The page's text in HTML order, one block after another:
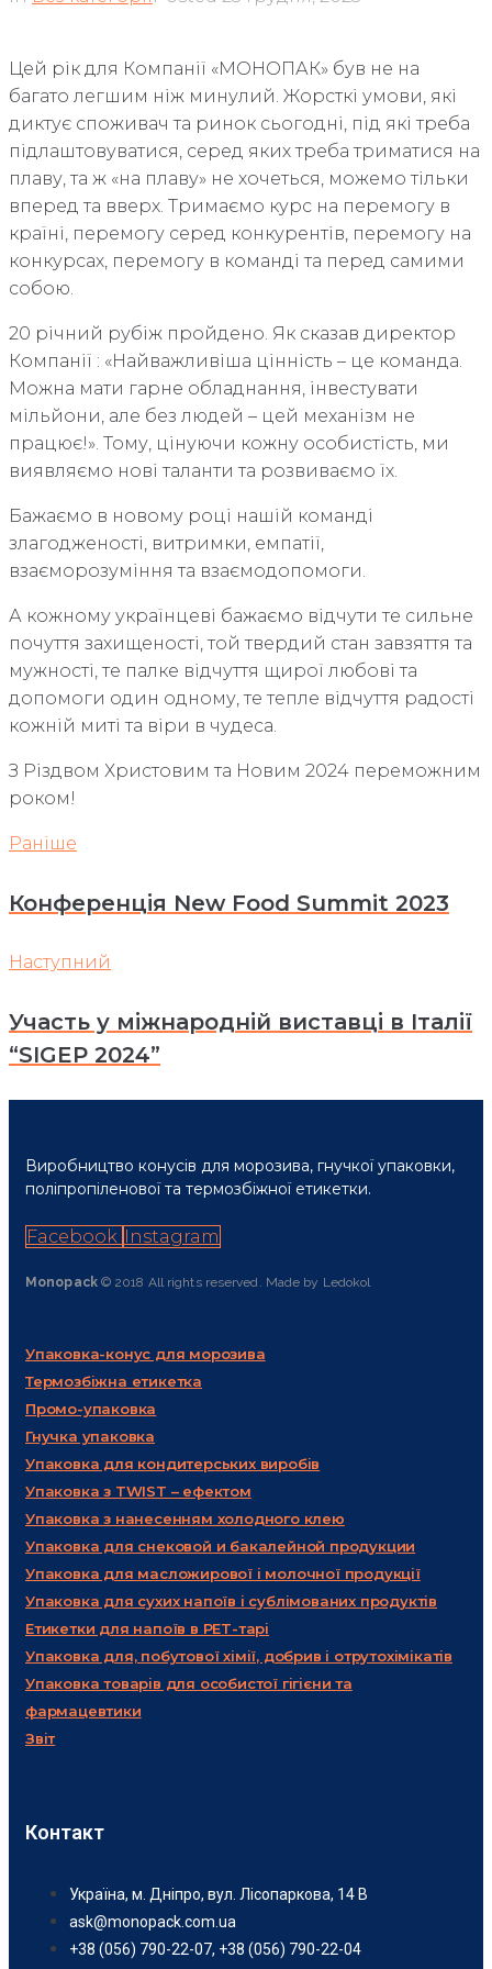
Цей рік для Компанії «МОНОПАК» був не на
багато легшим ніж минулий. Жорсткі умови, які
диктує споживач та ринок сьогодні, під які треба
підлаштовуватися, серед яких треба триматися на
плаву, та ж «на плаву» не хочеться, можемо тільки
вперед та вверх. Тримаємо курс на перемогу в
країні, перемогу серед конкурентів, перемогу на
конкурсах, перемогу в команді та перед самими
собою.
20 річний рубіж пройдено. Як сказав директор
Компанії : «Найважливіша цінність – це команда.
Можна мати гарне обладнання, інвестувати
мільйони, але без людей – цей механізм не
працює!». Тому, цінуючи кожну особистість, ми
виявляємо нові таланти та розвиваємо їх.
Бажаємо в новому році нашій команді
злагодженості, витримки, емпатії,
взаєморозуміння та взаємодопомоги.
А кожному українцеві бажаємо відчути те сильне
почуття захищеності, той твердий стан завзяття та
мужності, те палке відчуття щирої любові та
допомоги один одному, те тепле відчуття радості
кожній миті та віри в чудеса.
З Різдвом Христовим та Новим 2024 переможним
роком!
Навігація
записів
Раніше
Раніше
Конференція New Food Summit 2023
Наступний
Наступний
Участь у міжнародній виставці в Італії
“SIGEP 2024”
Виробництво конусів для морозива, гнучкої упаковки,
поліпропіленової та термозбіжної етикетки.
Facebook Instagram
Monopack© 2018 All rights reserved. Made by Ledokol
Упаковка-конус для морозива
Термозбіжна етикетка
Промо-упаковка
Гнучка упаковка
Упаковка для кондитерських виробів
Упаковка з TWIST – ефектом
Упаковка з нанесенням холодного клею
Упаковка для снековой и бакалейной продукции
Упаковка для масложирової і молочної продукції
Упаковка для сухих напоїв і сублімованих продуктів
Етикетки для напоїв в PET-тарі
Упаковка для, побутової хімії, добрив і отрутохімікатів
Упаковка товарів для особистої гігієни та
фармацевтики
Звіт
Контакт
Україна, м. Дніпро, вул. Лісопаркова, 14 В
ask@monopack.com.ua
+38 (056) 790-22-07, +38 (056) 790-22-04